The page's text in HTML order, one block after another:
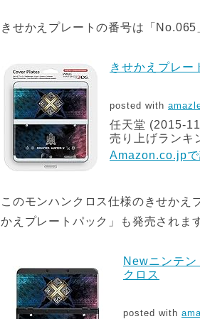
きせかえプレートの番号は「
きせかえプレー
posted with
任天堂 (2015-
売り上げランキ
Amazon.co.jpで
このモンハンクロス仕様のきせか
かえプレートパック」も発売されま
Newニンテ
クロス
posted with